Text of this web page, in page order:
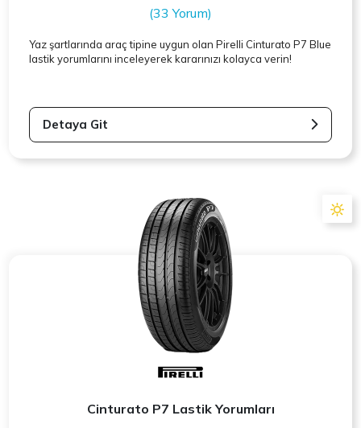
(33 Yorum)
Yaz şartlarında araç tipine uygun olanPirelli Cinturato P7 Blue
lastik yorumlarını inceleyerek kararınızı kolayca verin!
Detaya Git
Cinturato P7 Lastik Yorumları